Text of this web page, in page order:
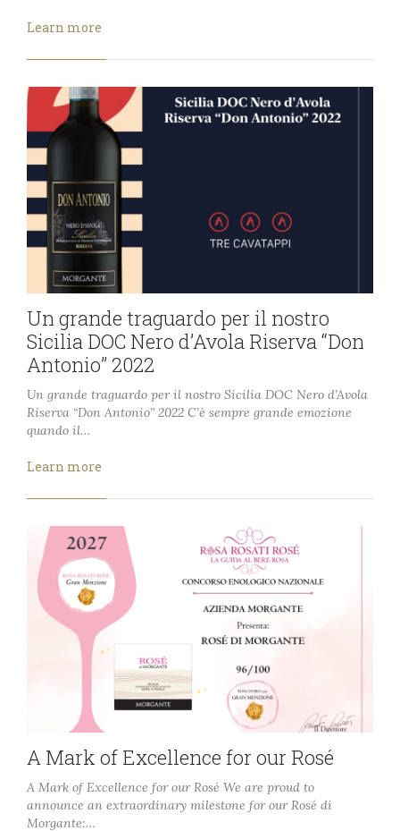
Learn more
Un grande traguardo per il nostro
Sicilia DOC Nero d’Avola Riserva “Don
Antonio” 2022
Un grande traguardo per il nostro Sicilia DOC Nero d’Avola
Riserva “Don Antonio” 2022 C’è sempre grande emozione
quando il…
Learn more
A Mark of Excellence for our Rosé
A Mark of Excellence for our Rosé We are proud to
announce an extraordinary milestone for our Rosé di
Morgante:…